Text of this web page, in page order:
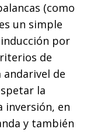
(como
un simple
por
de
de
la
inversión, en
y también